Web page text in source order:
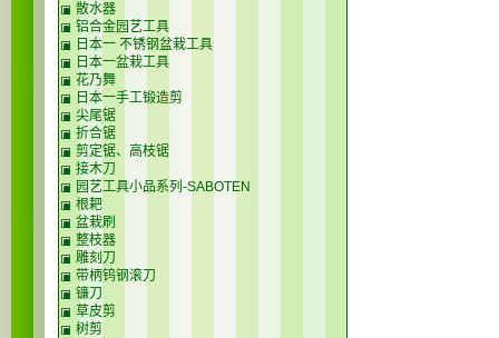
散水器
铝合金园艺工具
日本一 不锈钢盆栽工具
日本一盆栽工具
花乃舞
日本一手工锻造剪
尖尾锯
折合锯
剪定锯、高枝锯
接木刀
园艺工具小品系列-SABOTEN
根耙
盆栽刷
整枝器
雕刻刀
带柄钨钢滚刀
镰刀
草皮剪
树剪